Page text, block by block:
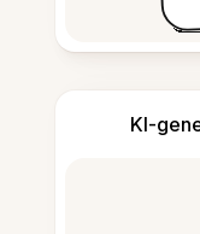
KI-